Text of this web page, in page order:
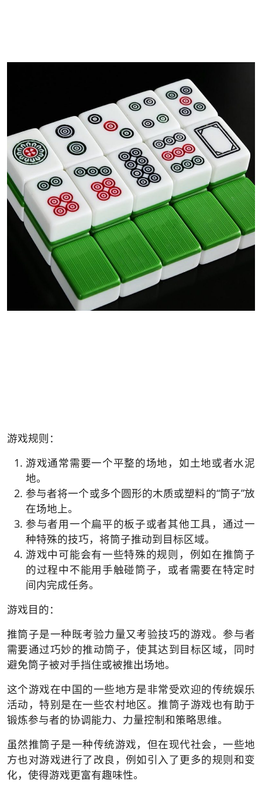
游戏规则：
游戏通常需要一个平整的场地，如土地或者水泥
地。
参与者将一个或多个圆形的木质或塑料的“筒子”放
在场地上。
参与者用一个扁平的板子或者其他工具，通过一
种特殊的技巧，将筒子推动到目标区域。
游戏中可能会有一些特殊的规则，例如在推筒子
的过程中不能用手触碰筒子，或者需要在特定时
间内完成任务。
游戏目的：
推筒子是一种既考验力量又考验技巧的游戏。参与者
需要通过巧妙的推动筒子，使其达到目标区域，同时
避免筒子被对手挡住或被推出场地。
这个游戏在中国的一些地方是非常受欢迎的传统娱乐
活动，特别是在一些农村地区。推筒子游戏也有助于
锻炼参与者的协调能力、力量控制和策略思维。
虽然推筒子是一种传统游戏，但在现代社会，一些地
方也对游戏进行了改良，例如引入了更多的规则和变
化，使得游戏更富有趣味性。